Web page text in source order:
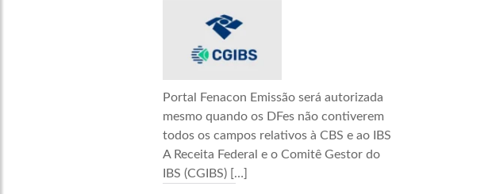
Portal Fenacon Emissão será autorizada
mesmo quando os DFes não contiverem
todos os campos relativos à CBS e ao IBS
A Receita Federal e o Comitê Gestor do
IBS (CGIBS) […]